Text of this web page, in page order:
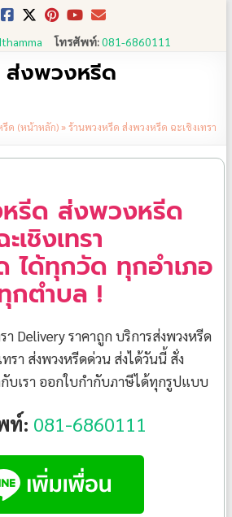
โทรศัพท์:081-6860111
ส่งพวงหรีด
รีด (หน้าหลัก)»ร้านพวงหรีด ส่งพวงหรีด ฉะเชิงเทรา
รีด ส่งพวงหรีด
ะเชิงเทรา
ได้ทุกวัด ทุกอำเภอ
กตำบล !
า Delivery ราคาถูก บริการส่งพวงหรีด
ทรา ส่งพวงหรีดด่วน ส่งได้วันนี้ สั่ง
กับเรา ออกใบกำกับภาษีได้ทุกรูปแบบ
ท์: 081-6860111